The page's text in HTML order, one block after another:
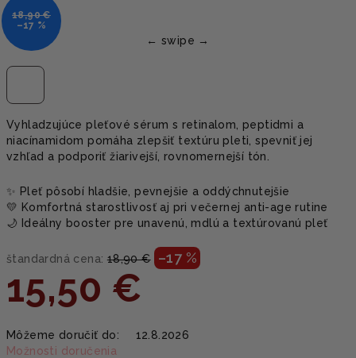
Vyhladzujúce pleťové sérum s retinalom, peptidmi a
niacínamidom pomáha zlepšiť textúru pleti, spevniť jej
vzhľad a podporiť žiarivejší, rovnomernejší tón.
✨ Pleť pôsobí hladšie, pevnejšie a oddýchnutejšie
💛 Komfortná starostlivosť aj pri večernej anti-age rutine
🌙 Ideálny booster pre unavenú, mdlú a textúrovanú pleť
štandardná cena: 18,90 € –17 %
15,50 €
cena:
Môžeme doručiť do:
12.8.2026
Možnosti doručenia
18,90 €
–17 %